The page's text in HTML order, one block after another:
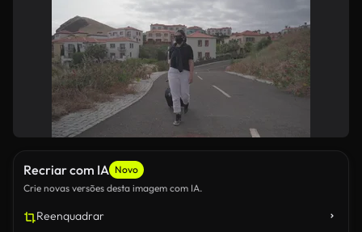
Recriar com IA Novo
Crie novas versões desta imagem com IA.
Reenquadrar